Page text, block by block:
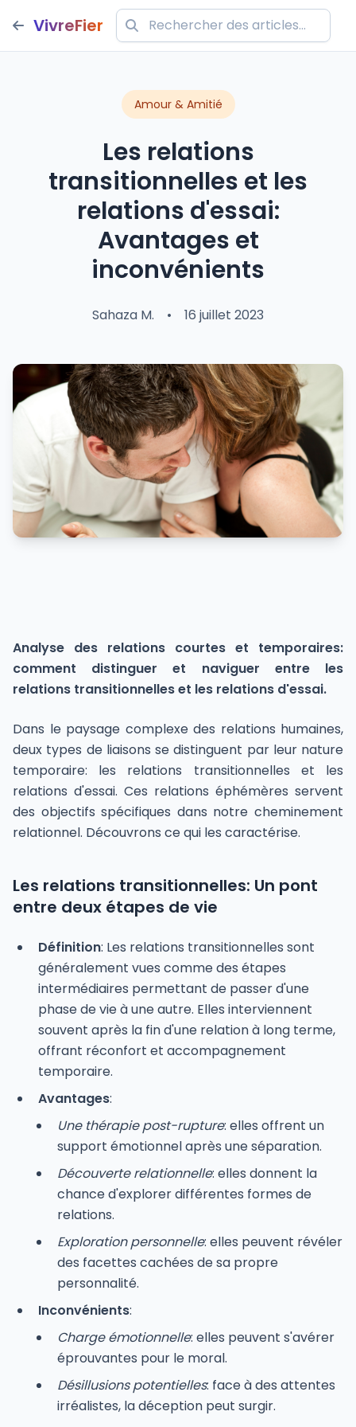
VivreFier
Amour & Amitié
Les relations
transitionnelles et les
relations d'essai:
Avantages et
inconvénients
Sahaza M. • 16 juillet 2023
Analyse des relations courtes et temporaires:
comment distinguer et naviguer entre les
relations transitionnelles et les relations d'essai.
Dans le paysage complexe des relations humaines,
deux types de liaisons se distinguent par leur nature
temporaire: les relations transitionnelles et les
relations d'essai. Ces relations éphémères servent
des objectifs spécifiques dans notre cheminement
relationnel. Découvrons ce qui les caractérise.
Les relations transitionnelles: Un pont
entre deux étapes de vie
Définition: Les relations transitionnelles sont
généralement vues comme des étapes
intermédiaires permettant de passer d'une
phase de vie à une autre. Elles interviennent
souvent après la fin d'une relation à long terme,
offrant réconfort et accompagnement
temporaire.
Avantages:
Une thérapie post-rupture: elles offrent un
support émotionnel après une séparation.
Découverte relationnelle: elles donnent la
chance d'explorer différentes formes de
relations.
Exploration personnelle: elles peuvent révéler
des facettes cachées de sa propre
personnalité.
Inconvénients:
Charge émotionnelle: elles peuvent s'avérer
éprouvantes pour le moral.
Désillusions potentielles: face à des attentes
irréalistes, la déception peut surgir.